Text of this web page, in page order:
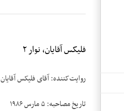
فلیکس آقایان، نوار ۲
روایت‌کننده: آقای فلیکس آقایان
تاریخ مصاحبه: ۵ مارس ۱۹۸۶